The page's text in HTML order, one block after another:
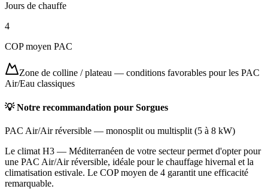
Jours de chauffe
4
COP moyen PAC
Zone de colline / plateau — conditions favorables pour les PAC
Air/Eau classiques
💡 Notre recommandation pour Sorgues
PAC Air/Air réversible — monosplit ou multisplit (5 à 8 kW)
Le climat H3 — Méditerranéen de votre secteur permet d'opter pour
une PAC Air/Air réversible, idéale pour le chauffage hivernal et la
climatisation estivale. Le COP moyen de 4 garantit une efficacité
remarquable.